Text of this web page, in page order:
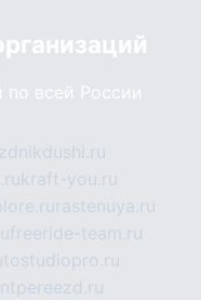
по всей России
kraft-you.ru
rastenuya.ru
freeride-team.ru